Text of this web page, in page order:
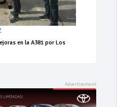
en la A381 por Los